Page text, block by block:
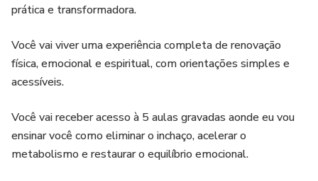
prática e transformadora.
Você vai viver uma experiência completa de renovação
física, emocional e espiritual, com orientações simples e
acessíveis.
Você vai receber acesso à 5 aulas gravadas aonde eu vou
ensinar você como eliminar o inchaço, acelerar o
metabolismo e restaurar o equilíbrio emocional.